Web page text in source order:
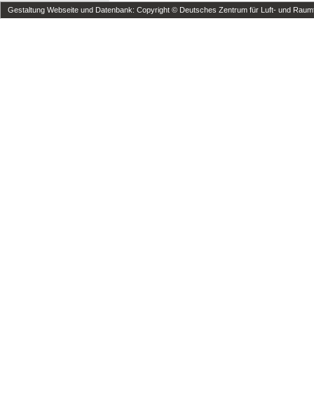
Gestaltung Webseite und Datenbank: Copyright © Deutsches Zentrum für Luft- und